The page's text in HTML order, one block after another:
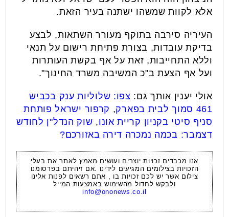
אלא לקוות שמשהו ישתנה בעיר הזאת.
העיריה סירבה בתוקף מעורר השתאות, לבצע
בדיקת עובדות, בצורת פתיחת רישום על תנאי
וללא התחייבות, זאת על אף בקשת העותרות
ועל אף הצעת ב"כ המשיבה משרד החינוך".
אולי יענין אותך גם: צפו: שלוליות ענק בכביש
461 סמוך לבית בפארק
, קרפור ישראל פותחת
סניף סיטי בקניון קריית אונו, שוק הנדל"ן לחודש
דצמבר: בכמה נמכרה דירה באזורכם?
אנו מכבדים זכויות יוצרים ועושים מאמץ לאתר את בעלי
הזכויות בצילומים המגיעים לידינו .אם זיהיתם בפרסומנו
צילום אשר יש לכם זכויות בו , אתם רשאים לפנות אלינו
ולבקש לחדול מהשימוש באמצעות המייל
info@ononews.co.il